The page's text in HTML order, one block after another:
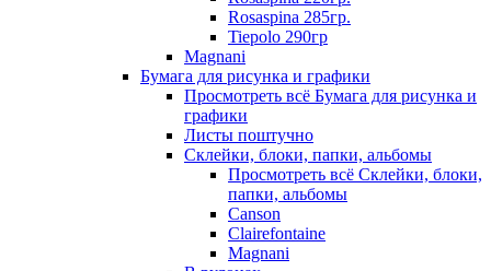
Rosaspina 285гр.
Tiepolo 290гр
Magnani
Бумага для рисунка и графики
Просмотреть всё Бумага для рисунка и
графики
Листы поштучно
Склейки, блоки, папки, альбомы
Просмотреть всё Склейки, блоки,
папки, альбомы
Canson
Clairefontaine
Magnani